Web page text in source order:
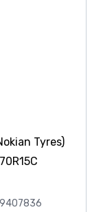
Tyres)